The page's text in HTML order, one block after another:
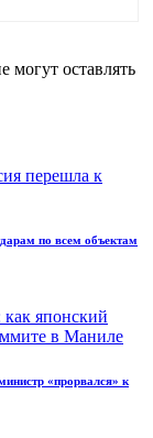
могут оставлять
по всем объектам
«прорвался» к